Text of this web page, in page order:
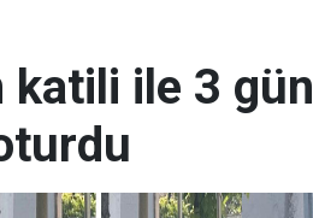
katili ile 3 gün